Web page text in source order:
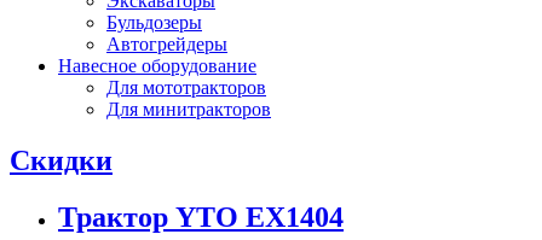
Бульдозеры
Автогрейдеры
Навесное оборудование
Для мототракторов
Для минитракторов
Скидки
Трактор YTO EX1404